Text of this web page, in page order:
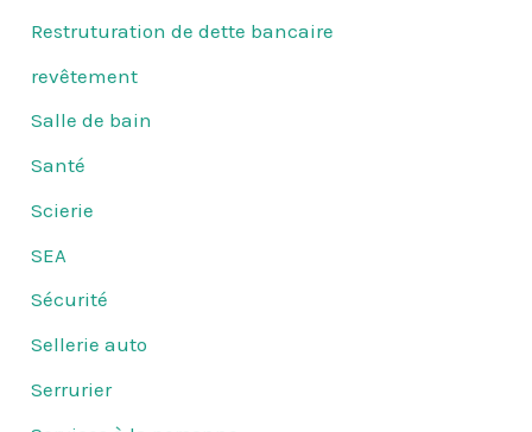
Restruturation de dette bancaire
revêtement
Salle de bain
Santé
Scierie
SEA
Sécurité
Sellerie auto
Serrurier